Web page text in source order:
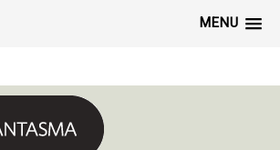
MENU